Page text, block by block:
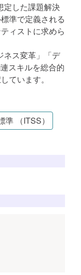
定した課題解決
準で定義される
ィストに求めら
ネス変革」「デ
スキルを総合的
ています。
準 （ITSS）